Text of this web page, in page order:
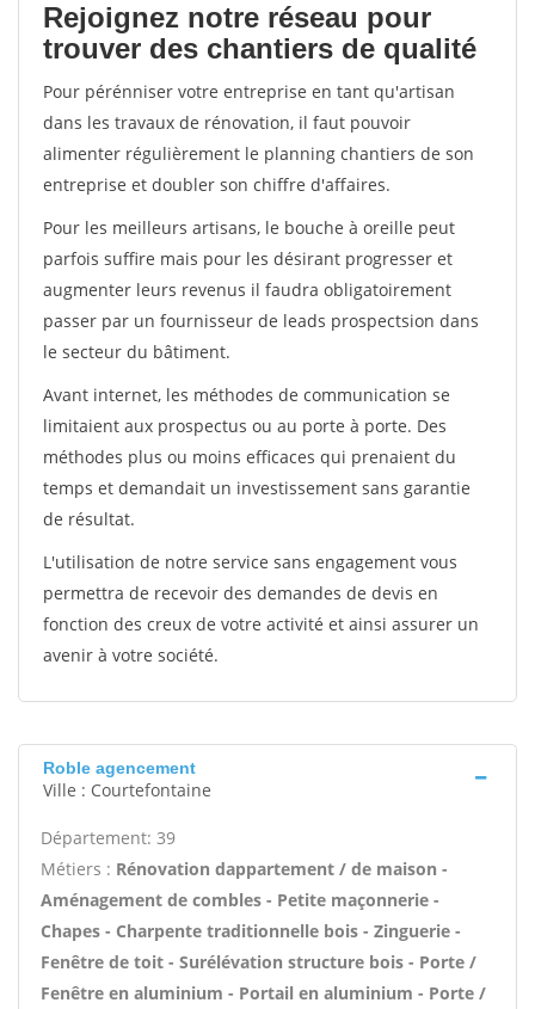
Rejoignez notre réseau pour
trouver des chantiers de qualité
Pour pérénniser votre entreprise en tant qu'artisan
dans les travaux de rénovation, il faut pouvoir
alimenter régulièrement le planning chantiers de son
entreprise et doubler son chiffre d'affaires.
Pour les meilleurs artisans, le bouche à oreille peut
parfois suffire mais pour les désirant progresser et
augmenter leurs revenus il faudra obligatoirement
passer par un fournisseur de leads prospectsion dans
le secteur du bâtiment.
Avant internet, les méthodes de communication se
limitaient aux prospectus ou au porte à porte. Des
méthodes plus ou moins efficaces qui prenaient du
temps et demandait un investissement sans garantie
de résultat.
L'utilisation de notre service sans engagement vous
permettra de recevoir des demandes de devis en
fonction des creux de votre activité et ainsi assurer un
avenir à votre société.
Roble agencement
Ville : Courtefontaine
Département: 39
Métiers : Rénovation dappartement / de maison -
Aménagement de combles - Petite maçonnerie -
Chapes - Charpente traditionnelle bois - Zinguerie -
Fenêtre de toit - Surélévation structure bois - Porte /
Fenêtre en aluminium - Portail en aluminium - Porte /